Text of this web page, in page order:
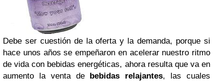
Debe ser cuestión de la oferta y la demanda, porque si
hace unos años se empeñaron en acelerar nuestro ritmo
de vida con bebidas energéticas, ahora resulta que va en
aumento la venta de bebidas relajantes, las cuales